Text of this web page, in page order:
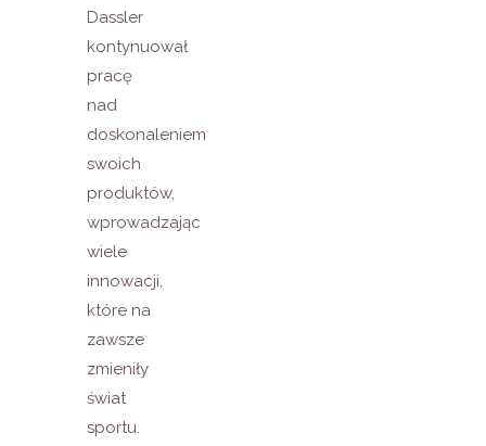
Dassler
kontynuował
pracę
nad
doskonaleniem
swoich
produktów,
wprowadzając
wiele
innowacji,
które na
zawsze
zmieniły
świat
sportu.